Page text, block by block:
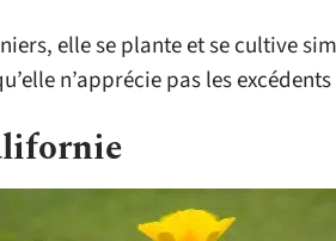
elle se plante et se cultive
n’apprécie pas les excédents